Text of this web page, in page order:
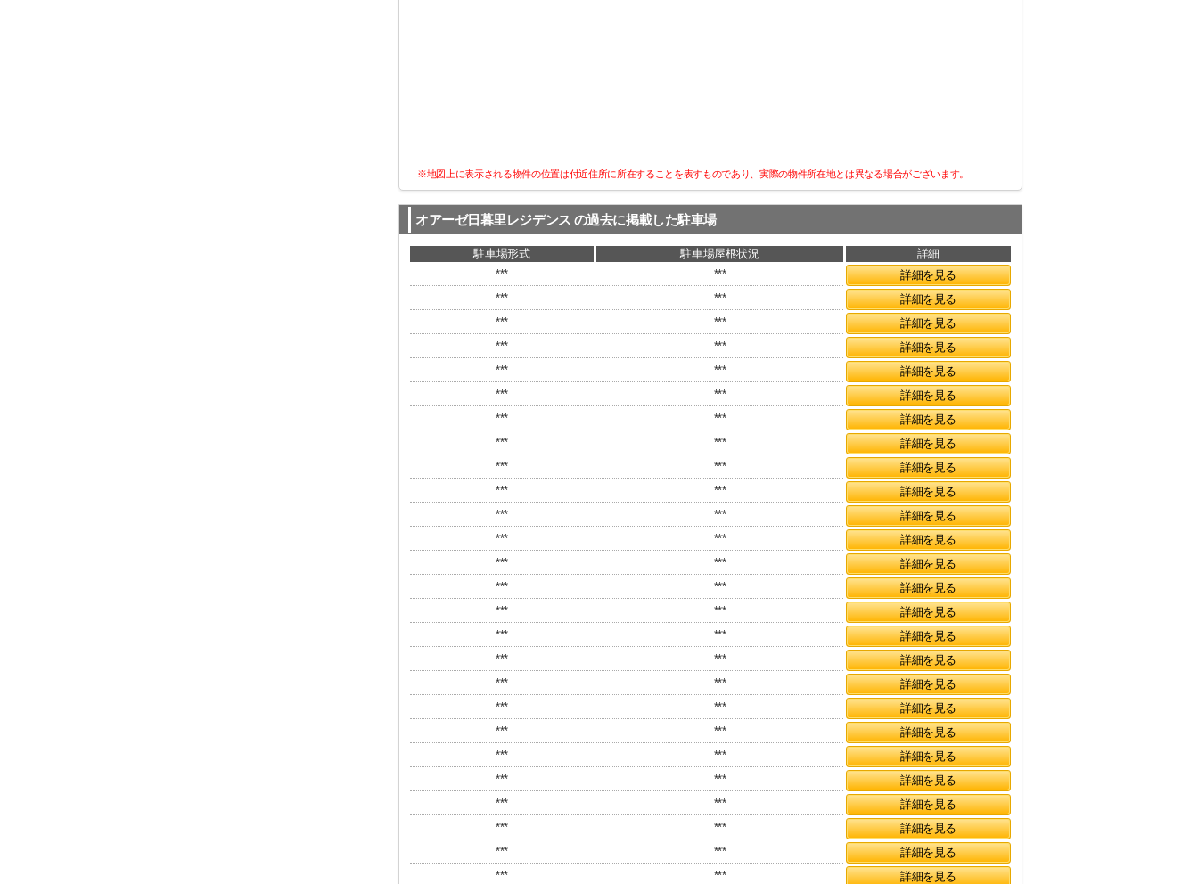
※地図上に表示される物件の位置は付近住所に所在することを表すものであり、実際の物件所在地とは異なる場合がございます。
オアーゼ日暮里レジデンス の過去に掲載した駐車場
駐車場形式 駐車場屋根状況
詳細
***
***
詳細を見る
***
***
詳細を見る
***
***
詳細を見る
***
***
詳細を見る
***
***
詳細を見る
***
***
詳細を見る
***
***
詳細を見る
***
***
詳細を見る
***
***
詳細を見る
***
***
詳細を見る
***
***
詳細を見る
***
***
詳細を見る
***
***
詳細を見る
***
***
詳細を見る
***
***
詳細を見る
***
***
詳細を見る
***
***
詳細を見る
***
***
詳細を見る
***
***
詳細を見る
***
***
詳細を見る
***
***
詳細を見る
***
***
詳細を見る
***
***
詳細を見る
***
***
詳細を見る
***
***
詳細を見る
***
***
詳細を見る